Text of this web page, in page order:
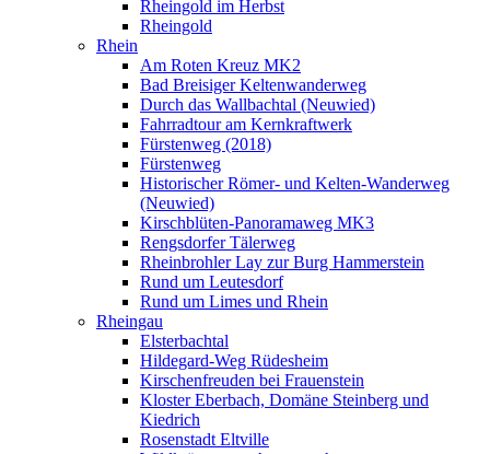
Rheingold im Herbst
Rheingold
Rhein
Am Roten Kreuz MK2
Bad Breisiger Keltenwanderweg
Durch das Wallbachtal (Neuwied)
Fahrradtour am Kernkraftwerk
Fürstenweg (2018)
Fürstenweg
Historischer Römer- und Kelten-Wanderweg
(Neuwied)
Kirschblüten-Panoramaweg MK3
Rengsdorfer Tälerweg
Rheinbrohler Lay zur Burg Hammerstein
Rund um Leutesdorf
Rund um Limes und Rhein
Rheingau
Elsterbachtal
Hildegard-Weg Rüdesheim
Kirschenfreuden bei Frauenstein
Kloster Eberbach, Domäne Steinberg und
Kiedrich
Rosenstadt Eltville